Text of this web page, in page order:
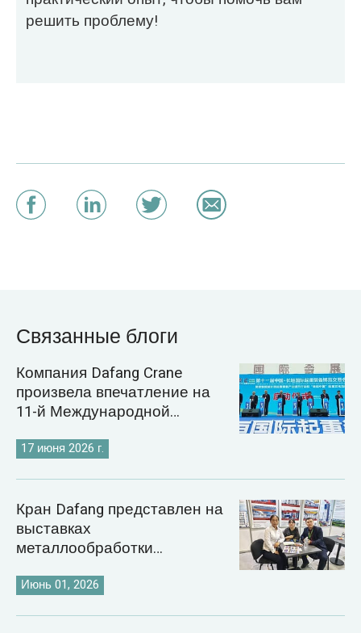
решить проблему!
Связанные блоги
Компания Dafang Crane
произвела впечатление на
11-й Международной
Чанъюане.
17 июня 2026 г.
Кран Dafang представлен на
выставках
металлообработки
2026 года.
Июнь 01, 2026